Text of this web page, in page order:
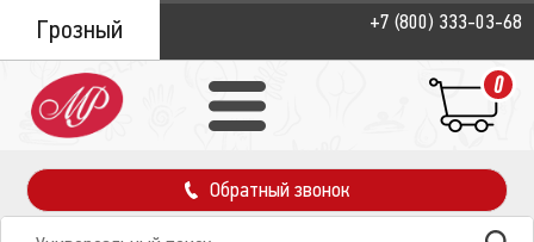
Грозный +7 (800) 333-03-68
0
Обратный звонок